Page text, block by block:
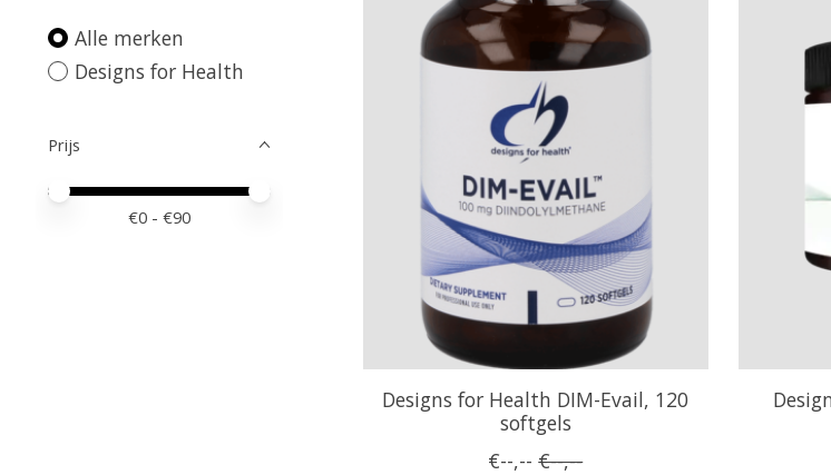
Alle merken
Designs for Health
Prijs
Minimale prijswaarde
Price maximum value
€0 - €90
Designs for Health DIM-Evail, 120
softgels
€--,-- €--,--